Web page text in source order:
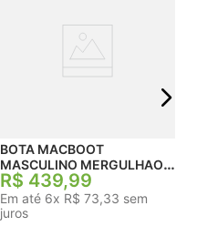
BOTA MACBOOT
MASCULINO MERGULHAO
06
R$ 439,99
Em até 6x R$ 73,33 sem
juros